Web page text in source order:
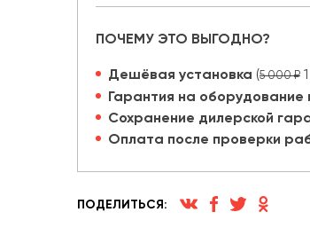
ПОЧЕМУ ЭТО ВЫГОДНО?
Дешёвая установка (5 000 ₽
Гарантия на оборудование
Сохранение дилерской
Оплата после проверки
ПОДЕЛИТЬСЯ: